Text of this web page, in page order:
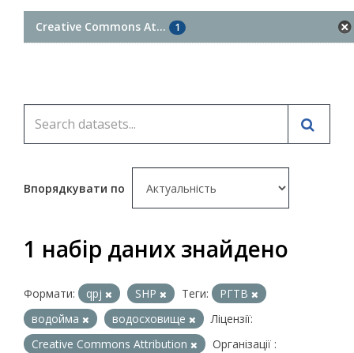
Creative Commons At... 1
Впорядкувати по
1 набір даних знайдено
Формати: qpj SHP Теги:
РГТВ
водойма
водосховище
Ліцензії:
Creative Commons Attribution
Організації :